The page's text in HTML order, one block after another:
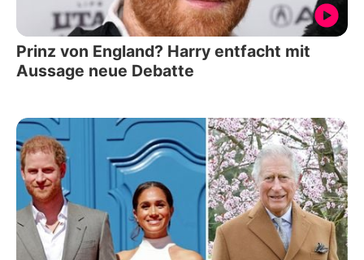
Prinz von England? Harry entfacht mit
Aussage neue Debatte